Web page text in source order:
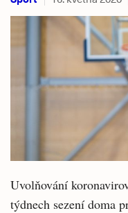
Uvolňování
týdnech sezení doma